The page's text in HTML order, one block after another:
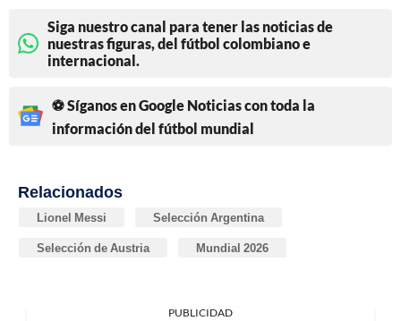
Siga nuestro canal para tener las noticias de
nuestras figuras, del fútbol colombiano e
internacional.
⚽ Síganos en Google Noticias con toda la
información del fútbol mundial
Relacionados
Lionel Messi Selección Argentina
Selección de Austria Mundial 2026
PUBLICIDAD